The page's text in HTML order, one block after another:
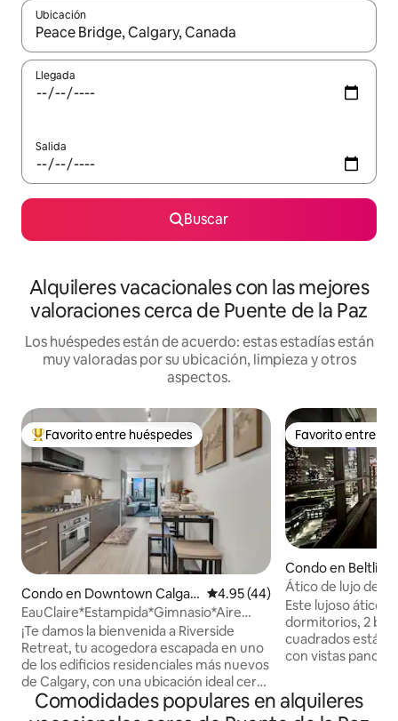
Ubicación
Cuando los resultados estén disponibles, navega con las
Llegada
Salida
Buscar
Alquileres vacacionales con las mejores
valoraciones cerca de Puente de la Paz
Los huéspedes están de acuerdo: estas estadías están
muy valoradas por su ubicación, limpieza y otros
aspectos.
Favorito entre huéspedes preferido
Favorito entre huéspedes
Condo en Downtown Calgar
y
Calificación promedio: 4.95 de
4.95 (44)
EauClaire*Estampida*Gimnasio*Aire
acondicionado*Lavandería* 250
MbpsWifi
¡Te damos la bienvenida a Riverside
Retreat, tu acogedora escapada en uno
de los edificios residenciales más nuevos
de Calgary, con una ubicación ideal cerca
del Puente de la Paz y el Parque Eau
Claire! Disfruta de una cocina elegante y
Favorito entre
Favorito entre
Condo en Beltline
Ático de lujo de 2
Calgary
Este lujoso ático
dormitorios, 2
cuadrados está
con vistas
ejecutivo que
a alguien
Comodidades populares en alquileres